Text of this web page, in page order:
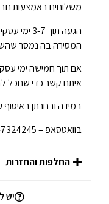
משלוחים באמצעות
המסירה בה נמסר
אם תוך חמישה ימי
איתנו קשר כדי שנוכל
במידה ובחרתן באיסוף
בוואטסאפ – 054-7324245 לפני הגעתכן לחנות.
החלפות והחזרות
יש